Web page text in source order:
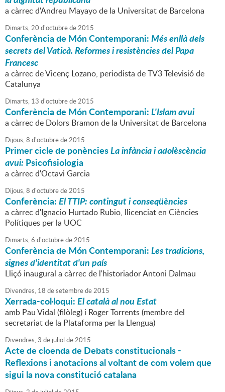
a càrrec d'Andreu Mayayo de la Universitat de Barcelona
Dimarts,20 d'octubrede2015
Conferència de Món Contemporani:Més enllà dels
secrets del Vaticà. Reformes i resistències del Papa
Francesc
a càrrec de Vicenç Lozano, periodista de TV3 Televisió de
Catalunya
Dimarts, 13 d'octubrede2015
Conferència de Món Contemporani:L'Islam avui
a càrrec de Dolors Bramon de la Universitat de Barcelona
Dijous,8 d'octubrede2015
Primer cicle de ponènciesLa infància i adolèscència
avui: Psicofisiologia
a càrrec d'Octavi Garcia
Dijous,8 d'octubrede2015
Conferència:El TTIP: contingut i conseqüències
a càrrec d'Ignacio Hurtado Rubio, llicenciat en Ciències
Polítiques per la UOC
Dimarts,6 d'octubrede2015
Conferència de Món Contemporani:Les tradicions,
signes d'identitat d'un país
Lliçó inaugural a càrrec de l'historiador Antoni Dalmau
Divendres, 18 desetembrede2015
Xerrada-col·loqui:El català al nou Estat
amb Pau Vidal (filòleg) i Roger Torrents (membre del
secretariat de la Plataforma per la Llengua)
Divendres,3 de juliol de2015
Acte de cloenda de Debats constitucionals -
Reflexions i anotacions al voltant de com volem que
sigui la nova constitució catalana